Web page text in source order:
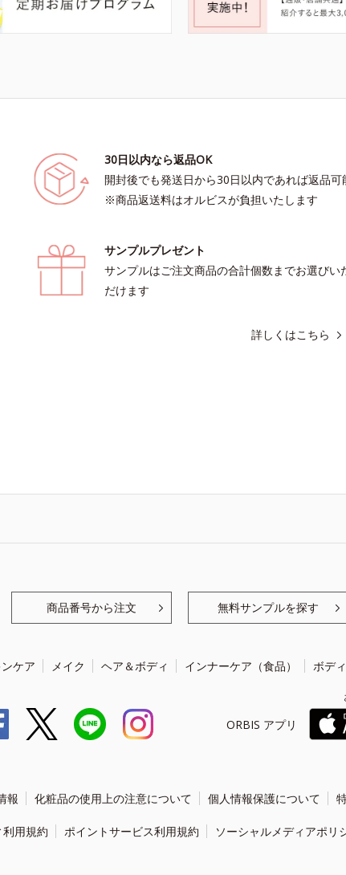
30日以内なら返品OK
開封後でも発送日から30日以内であれば返品可
※商品返送料はオルビスが負担いたします
サンプルプレゼント
サンプルはご注文商品の合計個数までお選びい
だけます
詳しくはこちら
商品番号から注文 無料サンプルを探す
ケア メイク ヘア＆ボディ インナーケア（食品） ボデ
ORBIS アプリ
報 化粧品の使用上の注意について 個人情報保護について
用規約 ポイントサービス利用規約 ソーシャルメディアポリ